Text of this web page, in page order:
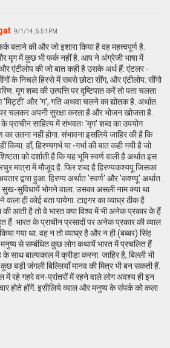
9/1/14, 5:51 PM
बताने की और जो इशारा किया है वह महत्वपूर्ण है.
मृग में कुछ भी फर्क नहीं है. आप ने अंग्रेजी भाषा में
एंटीलोप की जो बात कही है उसके अर्थ हैं: एंटलर -
के निचले हिस्से में सबसे छोटा सींग, और एंटीलोप: सींगो
मृग शब्द की उत्पत्ति पर दृष्टिपात करें तो पता चलता
और 'ग', गति अथवा चलने का द्योतक है. अर्थात
पर चलकर अपनी सुरक्षा करता है और भोजन खोजता है.
प्राचीन साहित्य में संभवतः 'मृग' शब्द का उपयोग
का उतना नहीं होगा. संभावना इसलिये जाहिर की है कि
हाँ, हिरण्यगर्भ या -गर्भा की बात कही गयी है जो
को दर्शाती है कि यह भूमि स्वर्ण वाली है अर्थात इस
मात्रा में मौजूद है. फिर शब्द है हिरण्यकश्यपू जिसका
द्वारा हुआ. हिरण्य अर्थात 'स्वर्ण' और 'कश्य्पू' अर्थात
सुविधायें भोगने वाला. उसका असली नाम क्या था
वाला ही कोई बता पायेगा. टाइगर का व्याघ्र ठीक है
आती है तो वे भारत क्या विश्व में भी अनेक प्रकार के हैं
हैं. भारत के प्राचीन प्रसादों पर अनेक प्रकार की व्याल
गया था. वह न तो व्याघ्र है और न ही (बब्बर) सिंह
से सम्बंधित कुछ लोग कथायें भारत में प्रचलित हैं
साथ बाल्यकाल में क्रीड़ा करना. जाहिर है, बिल्ली भी
बड़ी जंगली बिल्लियाँ मानव की मित्र भी बन सकती हैं.
में रहे गहरे वन-प्रांतरों में रहने वाले लोग अवश्य ही इन
चार होते होंगें. इसीलिये व्याल और मनुष्य के संपर्क को कला